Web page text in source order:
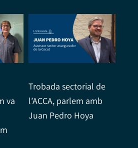
va
Trobada sectorial de
l’ACCA, parlem amb
Juan Pedro Hoya